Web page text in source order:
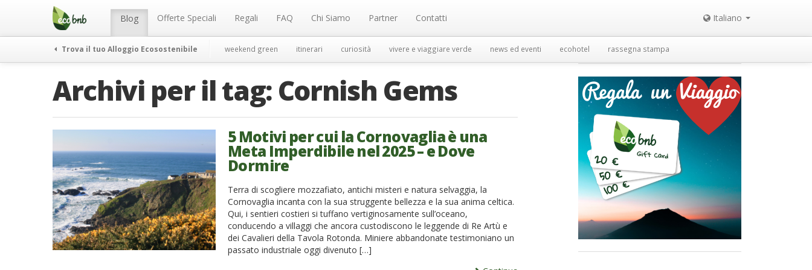
Menu Blog Offerte Speciali Regali FAQ Chi Siamo Partner Contatti Italiano
Trova il tuo Alloggio Ecosostenibile weekend green itinerari curiosità vivere e viaggiare verde news ed eventi ecohotel rassegna stampa
Archivi per il tag: Cornish Gems
5 Motivi per cui la Cornovaglia è una
Meta Imperdibile nel 2025 – e Dove
Dormire
Terra di scogliere mozzafiato, antichi misteri e natura selvaggia, la
Cornovaglia incanta con la sua struggente bellezza e la sua anima celtica.
Qui, i sentieri costieri si tuffano vertiginosamente sull’oceano,
conducendo a villaggi che ancora custodiscono le leggende di Re Artù e
dei Cavalieri della Tavola Rotonda. Miniere abbandonate testimoniano un
passato industriale oggi divenuto […]